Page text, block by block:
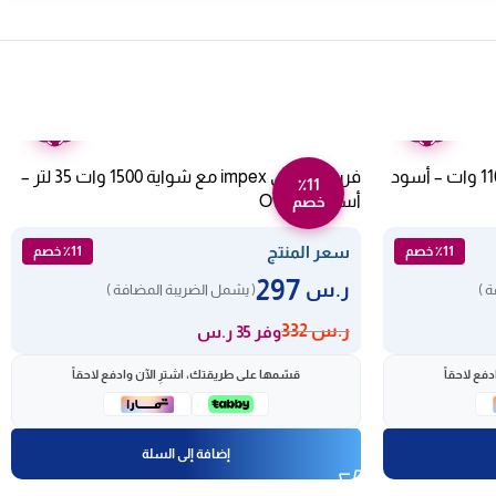
ميكروويف كولن كهربائي 20 لتر 1100 وات – أسود
٪11 خصم
)
لاحقاً
٪11
خصم
فرن كهربائي impex مع شواية 1500 وات 35 لتر –
أسود Ov 2901
سعر المنتج ٪11 خصم
ر.س ( يشمل الضريبة المضافة )
ر.س332 وفر 35 ر.س
قسّمها على طريقتك، اشترِ الآن وادفع لاحقاً
إضافة إلى السلة